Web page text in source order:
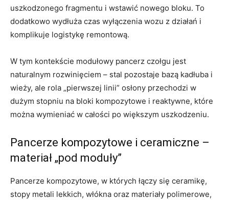
uszkodzonego fragmentu i wstawić nowego bloku. To
dodatkowo wydłuża czas wyłączenia wozu z działań i
komplikuje logistykę remontową.
W tym kontekście modułowy pancerz czołgu jest
naturalnym rozwinięciem – stal pozostaje bazą kadłuba i
wieży, ale rola „pierwszej linii” osłony przechodzi w
dużym stopniu na bloki kompozytowe i reaktywne, które
można wymieniać w całości po większym uszkodzeniu.
Pancerze kompozytowe i ceramiczne –
materiał „pod moduły”
Pancerze kompozytowe, w których łączy się ceramikę,
stopy metali lekkich, włókna oraz materiały polimerowe,